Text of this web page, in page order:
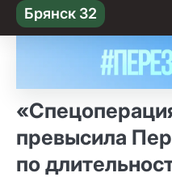
Skip
to content
Брянск 32
превысила
по